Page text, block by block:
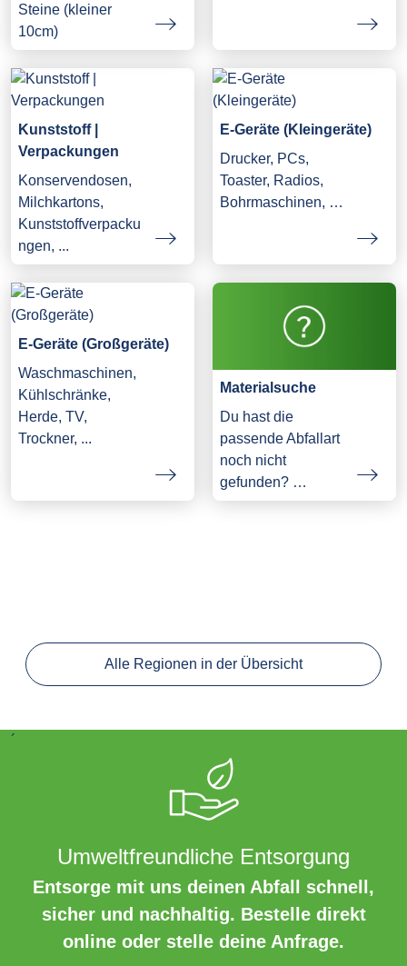
Steine (kleiner
10cm)
Kunststoff |
Verpackungen
Konservendosen,
Milchkartons,
Kunststoffverpacku
ngen, ...
E-Geräte (Kleingeräte)
Drucker, PCs,
Toaster, Radios,
Bohrmaschinen, …
E-Geräte (Großgeräte)
Waschmaschinen,
Kühlschränke,
Herde, TV,
Trockner, ...
Materialsuche
Du hast die
passende Abfallart
noch nicht
gefunden? …
Alle Regionen in der Übersicht
´
Umweltfreundliche Entsorgung
Entsorge mit uns deinen Abfall schnell,
sicher und nachhaltig. Bestelle direkt
online oder stelle deine Anfrage.